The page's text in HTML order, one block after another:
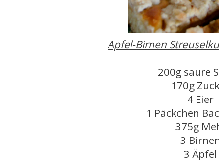
Apfel-Birnen
200g saure
170g
4 Eier
1 Päckchen
375g
3
3 Äpfel